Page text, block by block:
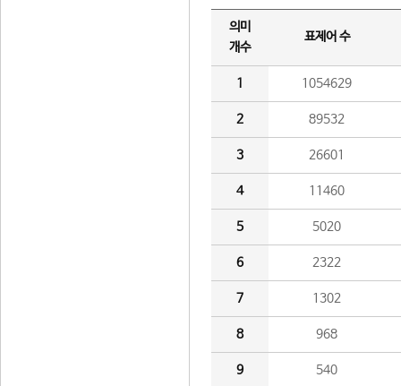
의미
개수
표제어 수
1 1054629
2 89532
3 26601
4 11460
5 5020
6 2322
7 1302
8 968
9 540